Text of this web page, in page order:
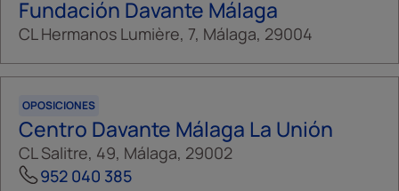
Fundación Davante Málaga
CL Hermanos Lumière, 7, Málaga, 29004
OPOSICIONES
Centro Davante Málaga La Unión
CL Salitre, 49, Málaga, 29002
952 040 385